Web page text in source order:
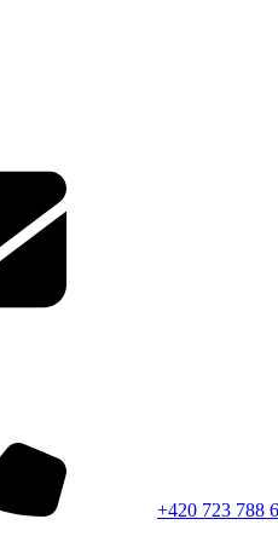
+420 723 788